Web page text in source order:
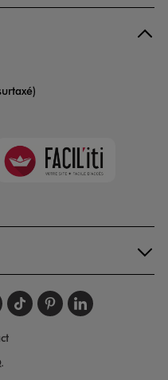
Faciliti
sur
nous sur
nous sur
nous
Suivez-nous
Suivez-